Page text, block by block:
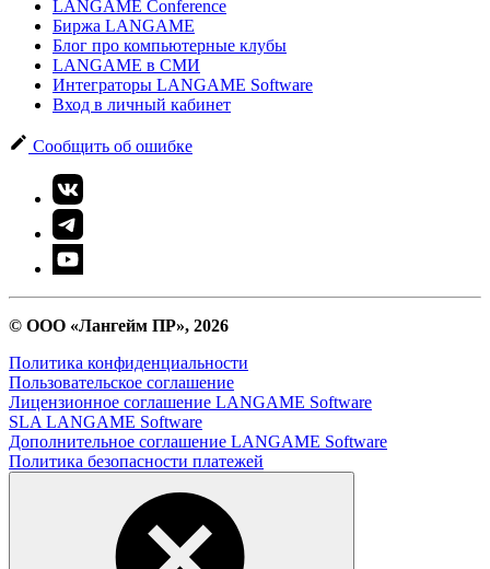
LANGAME Conference
Биржа LANGAME
Блог про компьютерные клубы
LANGAME в СМИ
Интеграторы LANGAME Software
Вход в личный кабинет
Сообщить об ошибке
© ООО «Лангейм ПР», 2026
Политика конфиденциальности
Пользовательское соглашение
Лицензионное соглашение LANGAME Software
SLA LANGAME Software
Дополнительное соглашение LANGAME Software
Политика безопасности платежей